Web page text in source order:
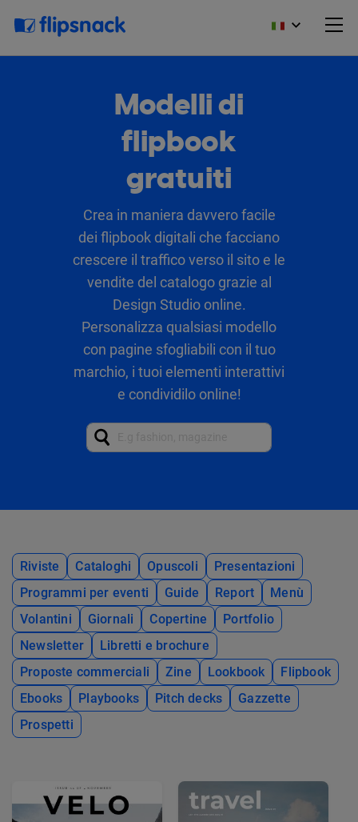
Modelli di
flipbook
gratuiti
Crea in maniera davvero facile
dei flipbook digitali che facciano
crescere il traffico verso il sito e le
vendite del catalogo grazie al
Design Studio online.
Personalizza qualsiasi modello
con pagine sfogliabili con il tuo
marchio, i tuoi elementi interattivi
e condividilo online!
Riviste Cataloghi Opuscoli
Presentazioni
Programmi per eventi
Guide Report
Menù
Volantini
Giornali Copertine
Portfolio
Newsletter
Libretti e brochure
Proposte commerciali
Zine Lookbook
Flipbook
Ebooks
Playbooks Pitch decks
Gazzette
Prospetti